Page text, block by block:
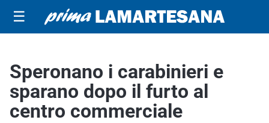
☰
Speronano i carabinieri e
sparano dopo il furto al
centro commerciale